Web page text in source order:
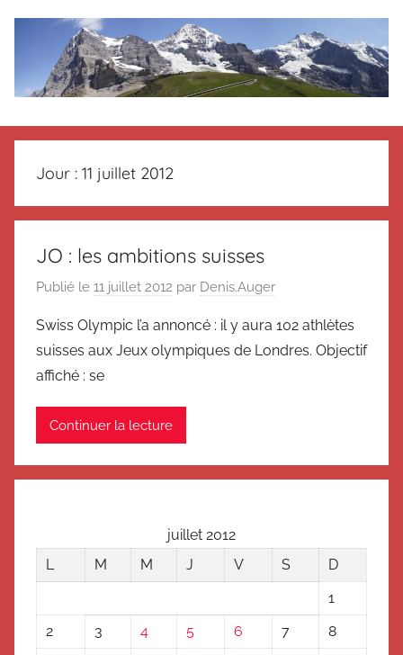
Le
blog
de
Suisse
Magazine
Suisse
souvenir
Suisse
Magazine
Messager
Suisse
Jour : 11 juillet 2012
JO : les ambitions suisses
Publié le 11 juillet 2012 par Denis.Auger
Swiss Olympic l’a annoncé : il y aura 102 athlètes
suisses aux Jeux olympiques de Londres. Objectif
affiché : se
Continuer la lecture
juillet 2012
L
M M J V S
D
1
2
3 4 5 6 7
8